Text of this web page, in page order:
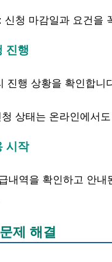
신청 마감일과 요건을
진행
진행 상황을 확인합니
청 상태는 온라인에서
시작
내역을 확인하고 안
제 해결